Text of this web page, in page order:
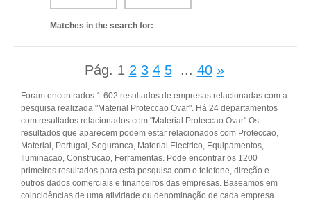
Matches in the search for:
Pág. 1 2 3 4 5 ... 40 »
Foram encontrados 1.602 resultados de empresas relacionadas com a
pesquisa realizada "Material Proteccao Ovar". Há 24 departamentos
com resultados relacionados com "Material Proteccao Ovar".Os
resultados que aparecem podem estar relacionados com Proteccao,
Material, Portugal, Seguranca, Material Electrico, Equipamentos,
Iluminacao, Construcao, Ferramentas. Pode encontrar os 1200
primeiros resultados para esta pesquisa com o telefone, direção e
outros dados comerciais e financeiros das empresas. Baseamos em
coincidências de uma atividade ou denominação de cada empresa